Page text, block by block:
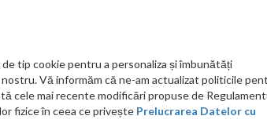
PRP: 174.00 RON/mp
151.00
tip cookie pentru a personaliza și îmbunătăți
Vă informăm că ne-am actualizat politicile
cele mai recente modificări propuse de
fizice în ceea ce privește Prelucrarea Datelor cu